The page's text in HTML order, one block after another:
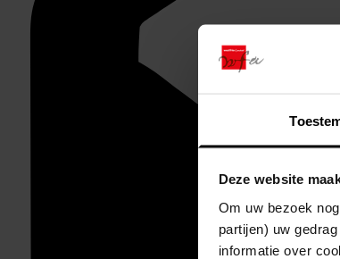
Deze website
Om uw bezoek
partijen) uw
informatie over